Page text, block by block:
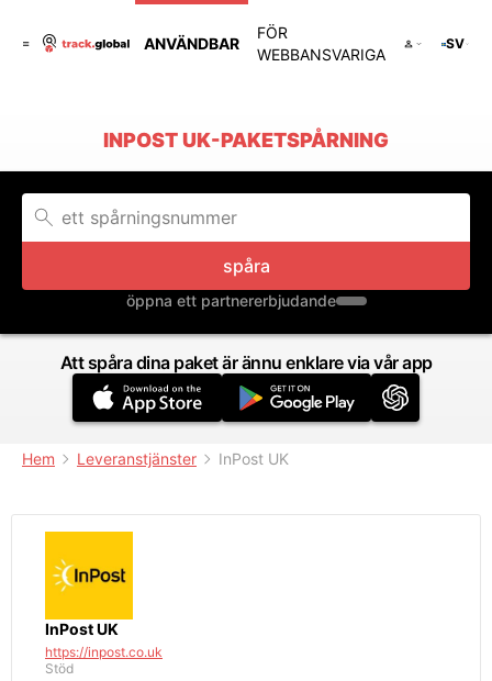
ANVÄNDBAR
FÖR
WEBBANSVARIGA
SV
INPOST UK-PAKETSPÅRNING
spåra
öppna ett partnererbjudande
Att spåra dina paket är ännu enklare via vår app
Hem Leveranstjänster InPost UK
InPost UK
https://inpost.co.uk
Stöd